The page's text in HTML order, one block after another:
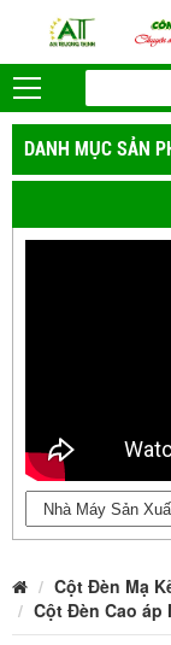
DANH MỤC SẢN
Cột Đèn Mạ
Cột Đèn Cao áp